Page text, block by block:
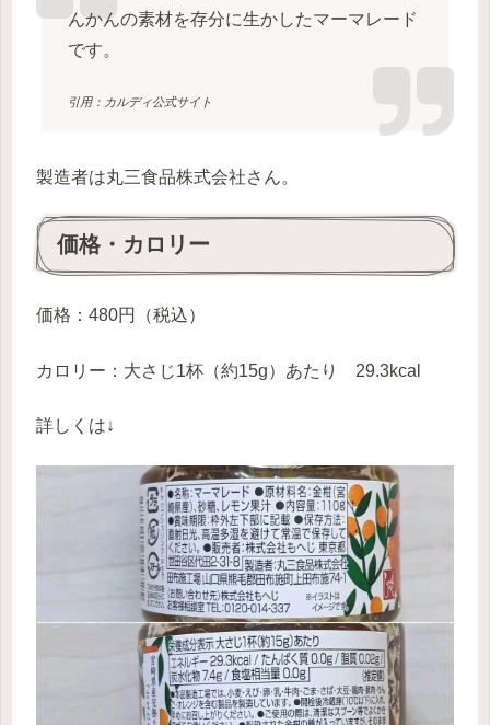
んかんの素材を存分に生かしたマーマレード
です。
引用：カルディ公式サイト
製造者は丸三食品株式会社さん。
価格・カロリー
価格：480円（税込）
カロリー：大さじ1杯（約15g）あたり 29.3kcal
詳しくは↓